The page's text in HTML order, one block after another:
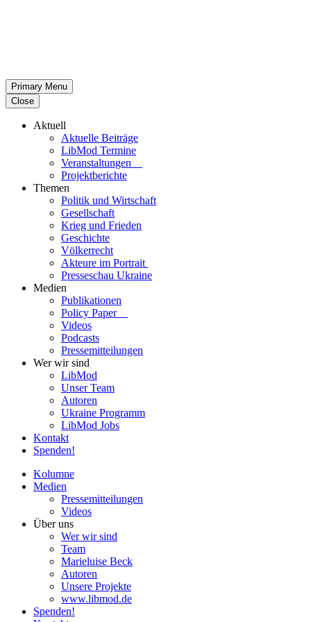
Primary Menu
Close
Aktuell
Aktu­elle Beiträge
LibMod Termine
Ver­an­stal­tun­gen
Pro­jekt­be­richte
Themen
Politik und Wirtschaft
Gesell­schaft
Krieg und Frieden
Geschichte
Völ­ker­recht
Akteure im Portrait
Pres­se­schau Ukraine
Medien
Publi­ka­tio­nen
Policy Paper
Videos
Pod­casts
Pres­se­mit­tei­lun­gen
Wer wir sind
LibMod
Unser Team
Autoren
Ukraine Pro­gramm
LibMod Jobs
Kontakt
Spenden!
Kolumne
Medien
Pres­se­mit­tei­lun­gen
Videos
Über uns
Wer wir sind
Team
Marie­luise Beck
Autoren
Unsere Pro­jekte
www.libmod.de
Spenden!